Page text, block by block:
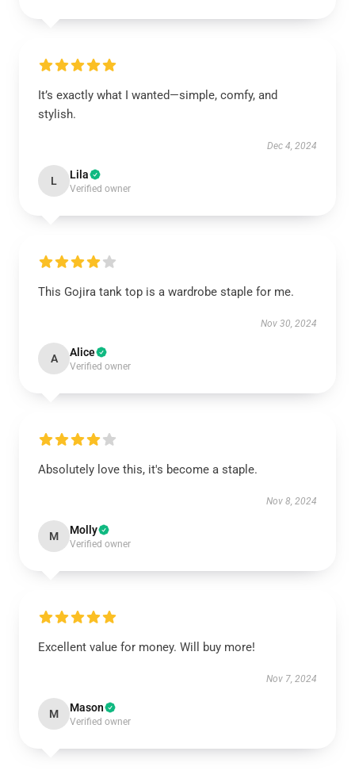
It’s exactly what I wanted—simple, comfy, and
stylish.
Dec 4, 2024
L Lila
Verified owner
This Gojira tank top is a wardrobe staple for me.
Nov 30, 2024
A Alice
Verified owner
Absolutely love this, it's become a staple.
Nov 8, 2024
M Molly
Verified owner
Excellent value for money. Will buy more!
Nov 7, 2024
M Mason
Verified owner